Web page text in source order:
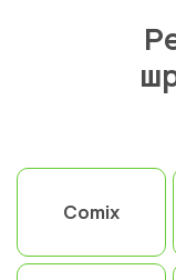
Comix